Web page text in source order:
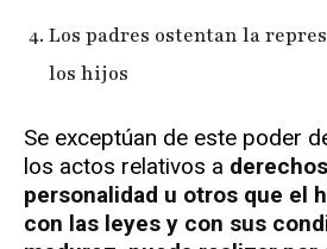
Los padres ostentan la
los hijos
Se exceptúan de este poder
los actos relativos a
personalidad u otros que el
con las leyes y con sus